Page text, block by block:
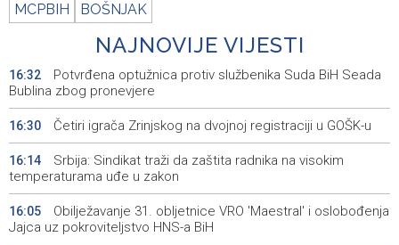
MCPBIH BOŠNJAK
NAJNOVIJE VIJESTI
16:32
Potvrđena optužnica protiv službenika Suda BiH Seada
Bublina zbog pronevjere
16:30 Četiri igrača Zrinjskog na dvojnoj registraciji u GOŠK-u
16:14
Srbija: Sindikat traži da zaštita radnika na visokim
temperaturama uđe u zakon
16:05
Obilježavanje 31. obljetnice VRO 'Maestral' i oslobođenja
Jajca uz pokroviteljstvo HNS-a BiH